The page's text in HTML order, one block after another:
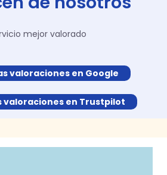
mejor valorado
valoraciones en Google
valoraciones en Trustpilot